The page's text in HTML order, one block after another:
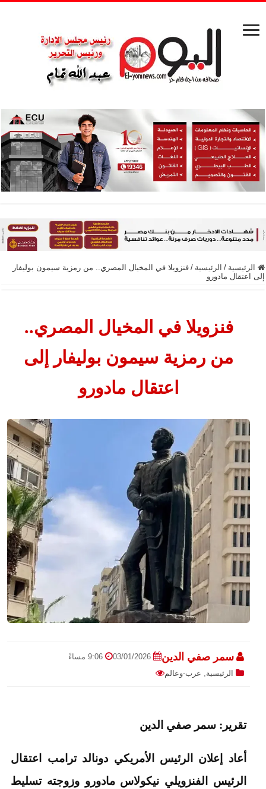
الرئيسية / الرئيسية / فنزويلا في المخيال المصري.. من رمزية سيمون بوليفار
إلى اعتقال مادورو
فنزويلا في المخيال المصري..
من رمزية سيمون بوليفار إلى
اعتقال مادورو
سمر صفي الدين 03/01/2026
9:06 مساءً
الرئيسية
عرب-وعالم
تقرير: سمر صفي الدين
أعاد إعلان الرئيس الأمريكي دونالد ترامب اعتقال
الرئيس الفنزويلي نيكولاس مادورو وزوجته تسليط